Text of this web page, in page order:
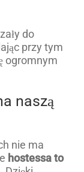
do
przy tym
ogromnym
naszą
nie ma
hostessa to